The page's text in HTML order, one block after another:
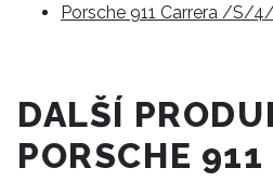
Porsche 911 Carrera /S/
DALŠÍ
PORSCHE